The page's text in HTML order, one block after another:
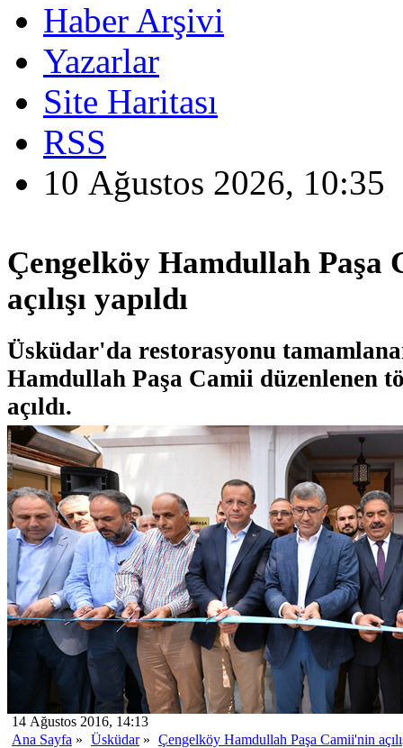
Haber Arşivi
Yazarlar
Site Haritası
RSS
10 Ağustos 2026, 10:35
Çengelköy Hamdullah Paşa
açılışı yapıldı
Üsküdar'da restorasyonu
Hamdullah Paşa Camii düzenlenen
açıldı.
14 Ağustos 2016, 14:13
Ana Sayfa » Üsküdar» Çengelköy Hamdullah Paşa Camii'nin